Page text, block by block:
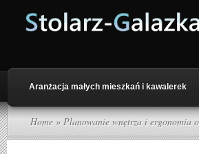
Aranżacja małych mieszkań i kawalerek
Home » Planowanie wnętrza i ergonomia